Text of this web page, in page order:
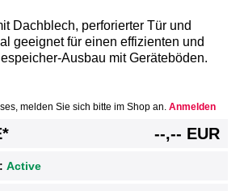
Dachblech, perforierter Tür und
geeignet für einen effizienten und
Ausbau mit Geräteböden.
melden Sie sich bitte im Shop an. Anmelden
--,-- EUR
Active